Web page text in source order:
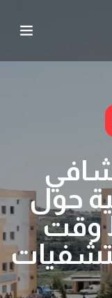
حول
وقت